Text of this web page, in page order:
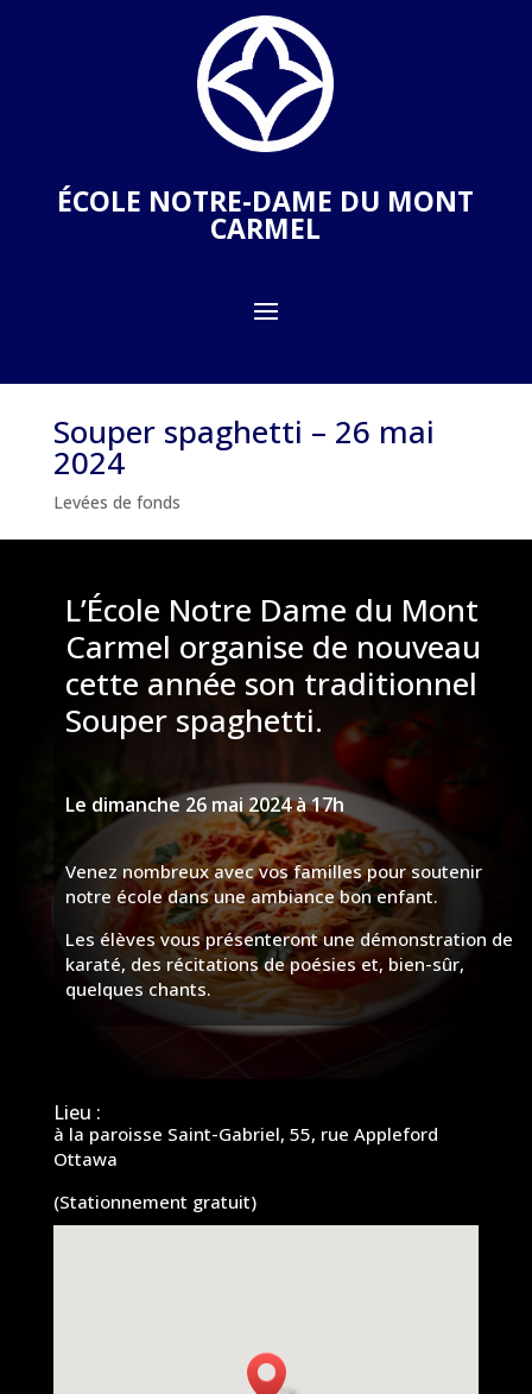
ÉCOLE NOTRE-DAME DU MONT
CARMEL
Souper spaghetti – 26 mai
2024
Levées de fonds
L’École Notre Dame du Mont
Carmel organise de nouveau
cette année son traditionnel
Souper spaghetti.
Le dimanche 26 mai 2024 à 17h
Venez nombreux avec vos familles pour soutenir
notre école dans une ambiance bon enfant.
Les élèves vous présenteront une démonstration de
karaté, des récitations de poésies et, bien-sûr,
quelques chants.
Lieu :
à la paroisse Saint-Gabriel, 55, rue Appleford
Ottawa
(Stationnement gratuit)